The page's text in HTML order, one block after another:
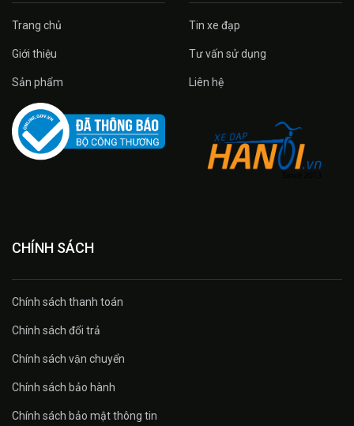
Trang chủ
Giới thiệu
Sản phẩm
Tin xe đạp
Tư vấn sử dụng
Liên hệ
CHÍNH SÁCH
Chính sách thanh toán
Chính sách đổi trả
Chính sách vận chuyển
Chính sách bảo hành
Chính sách bảo mật thông tin